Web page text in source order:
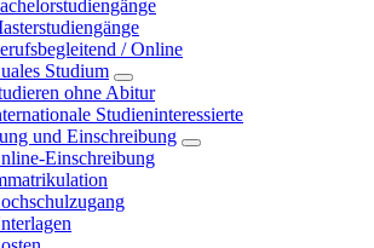
/ Online
Studium
ohne Abitur
Studieninteressierte
und Einschreibung
Einschreibung